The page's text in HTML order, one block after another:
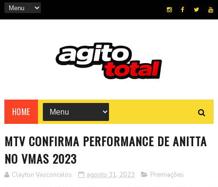
HOME
MTV CONFIRMA PERFORMANCE DE ANITTA
NO VMAS 2023
Clayton Vasconcelos agosto 31, 2023 Premiações